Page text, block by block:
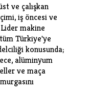
ve çalışkan
iş öncesi ve
makine
Türkiye'ye
konusunda;
alüminyum
ve maça